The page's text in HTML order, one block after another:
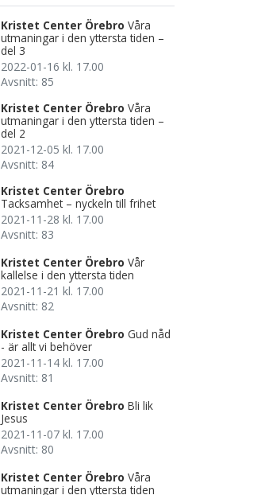
Kristet Center Örebro Våra
utmaningar i den yttersta tiden –
del 3
2022-01-16 kl. 17.00
Avsnitt: 85
Kristet Center Örebro Våra
utmaningar i den yttersta tiden –
del 2
2021-12-05 kl. 17.00
Avsnitt: 84
Kristet Center Örebro
Tacksamhet – nyckeln till frihet
2021-11-28 kl. 17.00
Avsnitt: 83
Kristet Center Örebro Vår
kallelse i den yttersta tiden
2021-11-21 kl. 17.00
Avsnitt: 82
Kristet Center Örebro Gud nåd
- är allt vi behöver
2021-11-14 kl. 17.00
Avsnitt: 81
Kristet Center Örebro Bli lik
Jesus
2021-11-07 kl. 17.00
Avsnitt: 80
Kristet Center Örebro Våra
utmaningar i den yttersta tiden